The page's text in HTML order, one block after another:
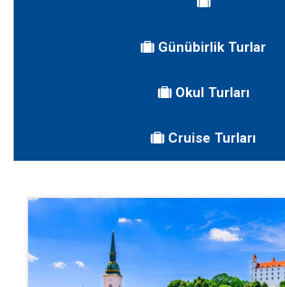
Günübirlik Turlar
Okul Turları
Cruise Turları